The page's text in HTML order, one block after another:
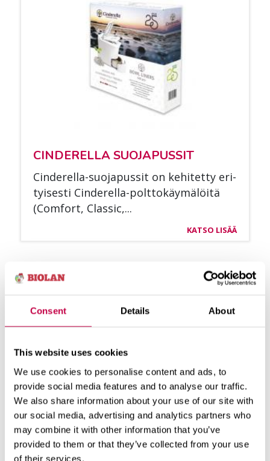
Consent Details About
This website uses cookies
We use cookies to personalise content and ads, to
provide social media features and to analyse our traffic.
We also share information about your use of our site with
our social media, advertising and analytics partners who
may combine it with other information that you’ve
provided to them or that they’ve collected from your use
of their services.
CIN­DE­REL­LA SUO­JA­PUS­SIT
Cin­de­rel­la-suo­ja­pus­sit on ke­hi­tet­ty eri­
tyi­ses­ti Cin­de­rel­la-polt­to­käy­mä­löi­tä
(Com­fort, Clas­sic,...
KATSO LISÄÄ
CIN­DE­REL­LA COM­FORT ASEN­